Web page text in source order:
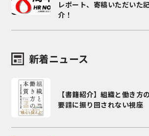
レポート、寄稿いただいた
介！
新着ニュース
【書籍紹介】組織と働き
要請に振り回されない視座